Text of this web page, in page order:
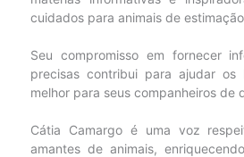
cuidados para animais de
Seu compromisso em fornecer
precisas contribui para ajudar
melhor para seus companheiros de
Cátia Camargo é uma voz
amantes de animais,